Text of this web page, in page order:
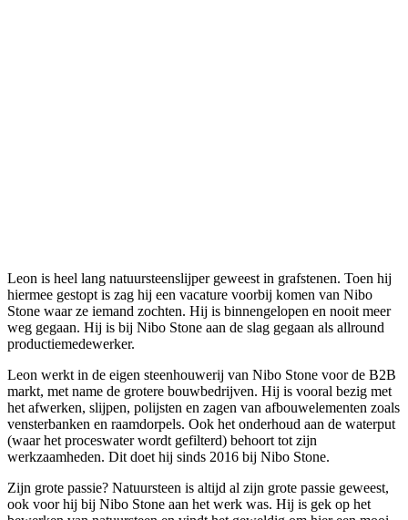
Leon is heel lang natuursteenslijper geweest in grafstenen. Toen hij
hiermee gestopt is zag hij een vacature voorbij komen van Nibo
Stone waar ze iemand zochten. Hij is binnengelopen en nooit meer
weg gegaan. Hij is bij Nibo Stone aan de slag gegaan als allround
productiemedewerker.
Leon werkt in de eigen steenhouwerij van Nibo Stone voor de B2B
markt, met name de grotere bouwbedrijven. Hij is vooral bezig met
het afwerken, slijpen, polijsten en zagen van afbouwelementen zoals
vensterbanken en raamdorpels. Ook het onderhoud aan de waterput
(waar het proceswater wordt gefilterd) behoort tot zijn
werkzaamheden. Dit doet hij sinds 2016 bij Nibo Stone.
Zijn grote passie? Natuursteen is altijd al zijn grote passie geweest,
ook voor hij bij Nibo Stone aan het werk was. Hij is gek op het